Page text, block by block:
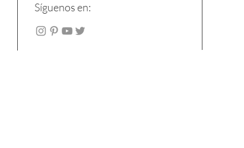
Síguenos en: